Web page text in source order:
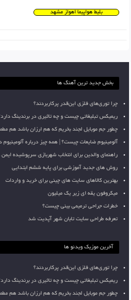
بلیط هواپیما اهواز مشهد
بخش جدید ترین آهنگ ها
چرا توری‌های فلزی این‌قدر پرکاربردند؟
ریمیکس تبلیغاتی چیست و چه تاثیری در برندینگ
چطور جم موبایل لجند بخریم که هم ارزان باشد هم
آلومینیوم ضایعات چیست؟ | همه چیز درباره
راهنمای والدین برای انتخاب شهربازی سرپوشیده
روش های جدید آموزشی برای پایه ششم ابتدایی
بهترین کالاهای سایت های چینی برای خرید و واردات
میکروفون یقه ای زیر یک میلیون
خطرات جراحی ترمیمی بینی چیست؟
تعرفه طراحی سایت تابان شهر آپدیت شد
آخرین موزیک ویدئو ها
چرا توری‌های فلزی این‌قدر پرکاربردند؟
ریمیکس تبلیغاتی چیست و چه تاثیری در برندینگ
چطور جم موبایل لجند بخریم که هم ارزان باشد هم